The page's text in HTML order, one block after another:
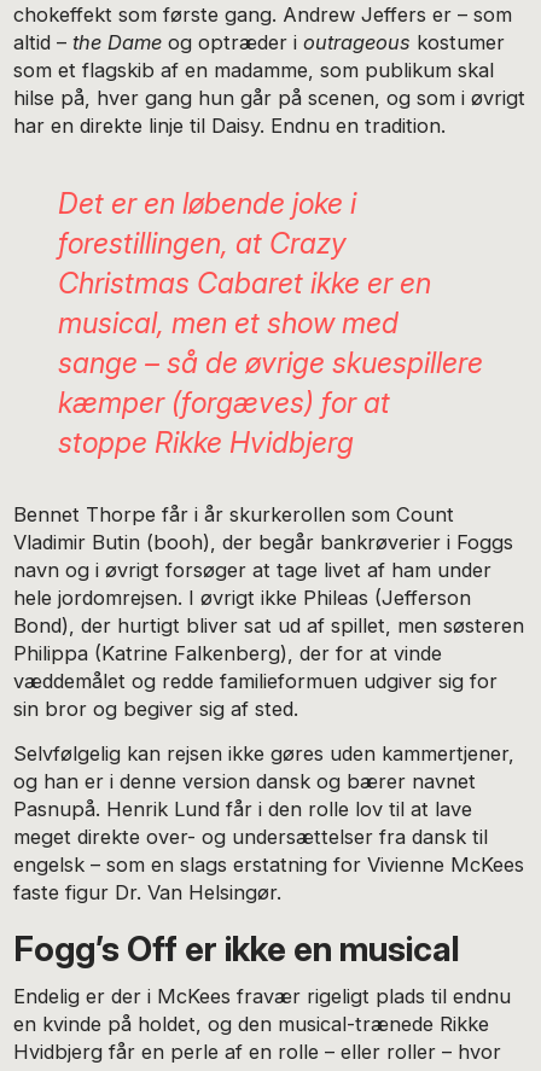
chokeffekt som første gang. Andrew Jeffers er – som
altid –the Dame og optræder ioutrageous kostumer
som et flagskib af en madamme, som publikum skal
hilse på, hver gang hun går på scenen, og som i øvrigt
har en direkte linje til Daisy. Endnu en tradition.
Det er en løbende joke i
forestillingen, at Crazy
Christmas Cabaretikke er en
musical, men et show med
sange – så de øvrige skuespillere
kæmper (forgæves) for at
stoppe Rikke Hvidbjerg
Bennet Thorpe får i år skurkerollen som Count
Vladimir Butin (booh), der begår bankrøverier i Foggs
navn og i øvrigt forsøger at tage livet af ham under
hele jordomrejsen. I øvrigt ikke Phileas (Jefferson
Bond), der hurtigt bliver sat ud af spillet, men søsteren
Philippa (Katrine Falkenberg), der for at vinde
væddemålet og redde familieformuen udgiver sig for
sin bror og begiver sig af sted.
Selvfølgelig kan rejsen ikke gøres uden kammertjener,
og han er i denne version dansk og bærer navnet
Pasnupå. Henrik Lund får i den rolle lov til at lave
meget direkte over- og undersættelser fra dansk til
engelsk – som en slags erstatning for Vivienne McKees
faste figur Dr. Van Helsingør.
Fogg’s Off er ikke en musical
Endelig er der i McKees fravær rigeligt plads til endnu
en kvinde på holdet, og den musical-trænede Rikke
Hvidbjerg får en perle af en rolle – eller roller – hvor